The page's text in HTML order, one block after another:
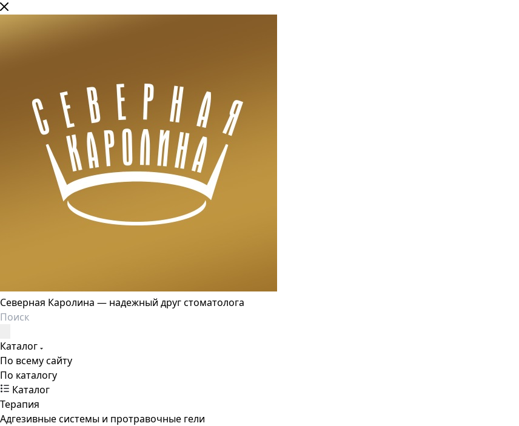
Северная Каролина — надежный друг стоматолога
Каталог
По всему сайту
По каталогу
Каталог
Терапия
Адгезивные системы и протравочные гели